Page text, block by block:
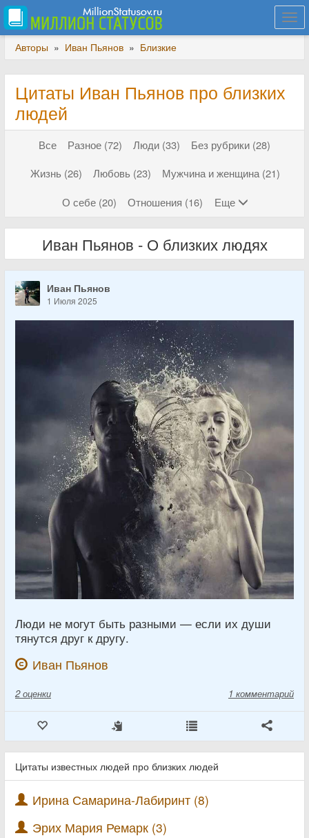
Авторы » Иван Пьянов » Близкие
Цитаты Иван Пьянов про близких
людей
Все Разное (72) Люди (33)
Без рубрики (28)
Жизнь (26)
Любовь (23)
Мужчина и женщина (21)
О себе (20)
Отношения (16) Еще
Иван Пьянов - О близких людях
Иван Пьянов
1 Июля 2025
Люди не могут быть разными — если их души
тянутся друг к другу.
Иван Пьянов
2 оценки 1 комментарий
Цитаты известных людей про близких людей
Ирина Самарина-Лабиринт (8)
Эрих Мария Ремарк (3)